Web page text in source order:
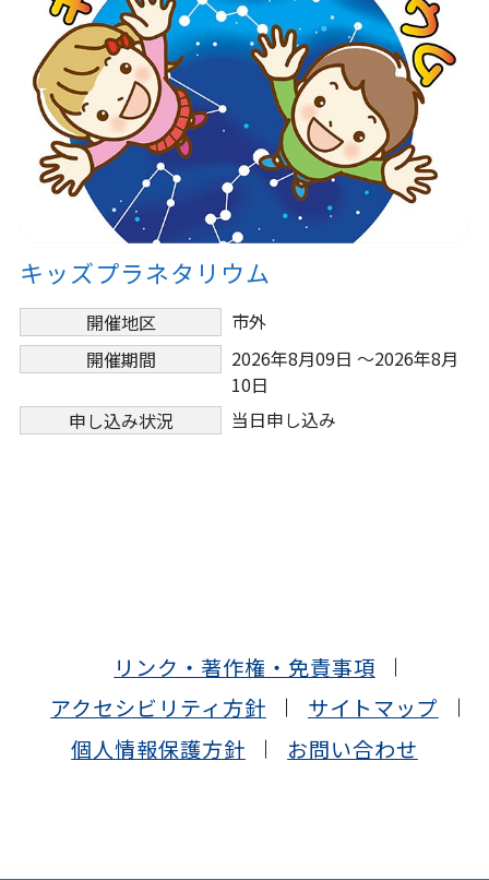
キッズプラネタリウム
開催地区
市外
開催期間
2026年8月09日 ～2026年8月
10日
申し込み状況
当日申し込み
リンク・著作権・免責事項
アクセシビリティ方針
サイトマップ
個人情報保護方針
お問い合わせ